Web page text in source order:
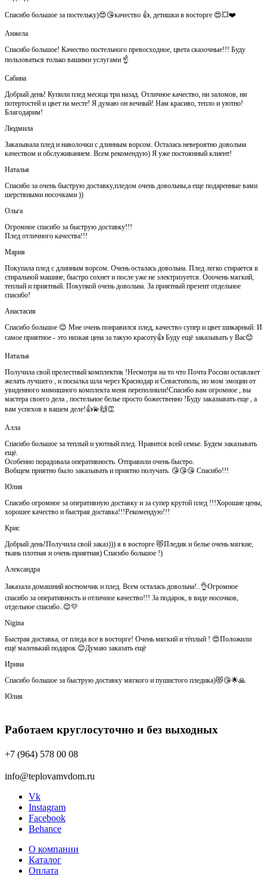
Спасибо большое за постельку)😍😘качество 👍, детишки в восторге 😍💥❤️
Анжела
Спасибо большое! Качество постельного превосходное, цвета сказочные!!! Буду
пользоваться только вашими услугами ☝️
Сабина
Добрый день! Купили плед месяца три назад. Отличное качество, ни заломов, ни
потертостей и цвет на месте! Я думаю он вечный! Нам красиво, тепло и уютно!
Благодарим!
Людмила
Заказывала плед и наволочки с длинным ворсом. Осталась невероятно довольна
качеством и обслуживанием. Всем рекомендую) Я уже постоянный клиент!
Наталья
Спасибо за очень быструю доставку,пледом очень довольны,а еще подаренные вами
шерстяными носочками ))
Ольга
Огромное спасибо за быструю доставку!!!
Плед отличного качества!!!
Мария
Покупала плед с длинным ворсом. Очень осталась довольна. Плед легко стирается в
стиральной машине, быстро сохнет и после уже не электризуется. Ооочень мягкий,
теплый и приятный. Покупкой очень довольна. За приятный презент отдельное
спасибо!
Анастасия
Спасибо большое 😊 Мне очень понравился плед, качество супер и цвет шикарный. И
самое приятное - это низкая цена за такую красоту👍 Буду ещё заказывать у Вас😊
Наталья
Получила свой прелестный комплектик !Несмотря на то что Почта России оставляет
желать лучшего , и посылка шла через Краснодар и Севастополь, но мом эмоции от
увиденного мимишного комплекта меня переполнили!Спасибо вам огромное , вы
мастера своего дела , постельное белье просто божественно !Буду заказывать еще , а
вам успехов в вашем деле!👍💫🙌👏
Алла
Спасибо большое за теплый и уютный плед. Нравится всей семье. Будем заказывать
ещё.
Особенно порадовала оперативность. Отправили очень быстро.
Вобщем приятно было заказывать и приятно получать. 😘😘😘 Спасибо!!!
Юлия
Спасибо огромное за оперативную доставку и за супер крутой плед !!!Хорошие цены,
хорошее качество и быстрая доставка!!!Рекомендую!!!
Крис
Добрый день!Получила свой заказ))) я в восторге 😻Пледик и белье очень мягкие,
ткань плотная и очень приятная) Спасибо большое !)
Александра
Заказала домашний костюмчик и плед. Всем осталась довольна!..👌Огромное
спасибо за оперативность и отличное качество!!! За подарок, в виде носочков,
отдельное спасибо..😊💛
Nigina
Быстрая доставка, от пледа все в восторге! Очень мягкий и тёплый ! 😍Положили
ещё маленький подарок 😊Думаю заказать ещё
Ирина
Спасибо большое за быструю доставку мягкого и пушистого пледика)😻😘🌟🙏
Юлия
Работаем круглосуточно и без выходных
+7 (964) 578 00 08
info@teplovamvdom.ru
Vk
Instagram
Facebook
Behance
О компании
Каталог
Оплата